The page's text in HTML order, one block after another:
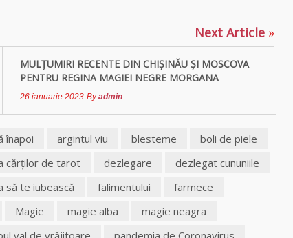
Next Article »
MULȚUMIRI RECENTE DIN CHIȘINĂU ȘI MOSCOVA
PENTRU REGINA MAGIEI NEGRE MORGANA
26 ianuarie 2023 Byadmin
înapoi argintul viu blesteme
boli de piele
cărţilor de tarot dezlegare
dezlegat cununiile
să te iubească falimentului
farmece
Magie magie alba
magie neagra